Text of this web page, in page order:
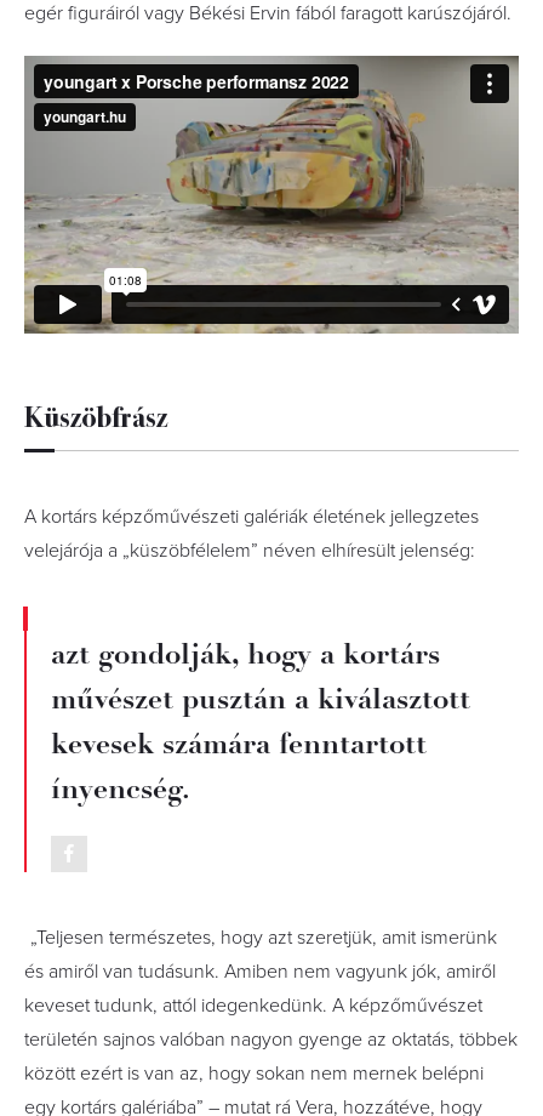
egér figuráiról vagy Békési Ervin fából faragott karúszójáról.
Küszöbfrász
A kortárs képzőművészeti galériák életének jellegzetes
velejárója a „küszöbfélelem” néven elhíresült jelenség:
azt gondolják, hogy a kortárs
művészet pusztán a kiválasztott
kevesek számára fenntartott
ínyencség.
„Teljesen természetes, hogy azt szeretjük, amit ismerünk
és amiről van tudásunk. Amiben nem vagyunk jók, amiről
keveset tudunk, attól idegenkedünk. A képzőművészet
területén sajnos valóban nagyon gyenge az oktatás, többek
között ezért is van az, hogy sokan nem mernek belépni
egy kortárs galériába” – mutat rá Vera, hozzátéve, hogy